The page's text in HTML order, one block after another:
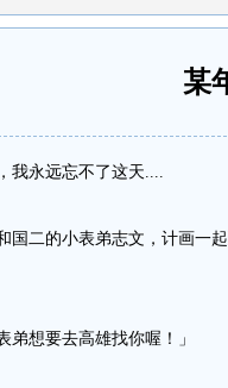
某
我永远忘不了这天....
国二的小表弟志文，计画一起
弟想要去高雄找你喔！」